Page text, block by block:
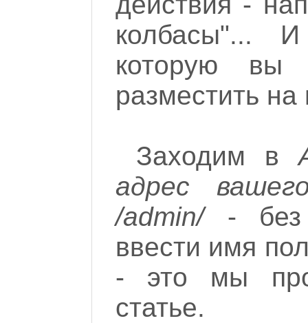
колбасы"...
которую вы
разместить на
Заходим в
адрес
/admin/- без
ввести имя
- это мы
статье.